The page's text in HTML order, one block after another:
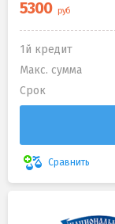
1й кредит
Макс. сумма
Срок
Сравнить